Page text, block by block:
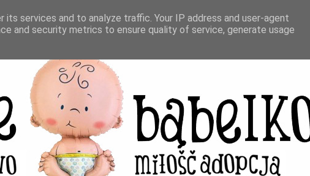
services and to analyze traffic. Your IP address and user-agent
and security metrics to ensure quality of service, generate usage